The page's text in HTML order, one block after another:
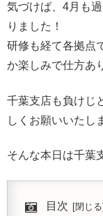
気づけば、4月も
りました！
研修も経て各拠点
か楽しみで仕方あ
千葉支店も負けじ
しくお願いいたし
そんな本日は千葉
目次